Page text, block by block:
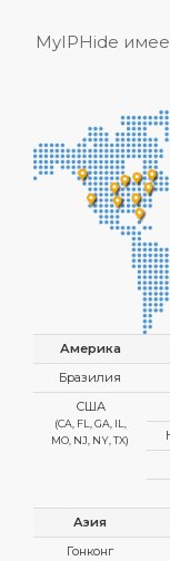
MyIPHide
Америка
Бразилия
США
(CA, FL, GA, IL,
MO, NJ, NY, TX)
Азия
Гонконг